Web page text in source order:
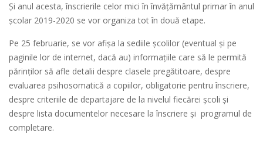
Și anul acesta, înscrierile celor mici în învățământul primar în anul
școlar 2019-2020 se vor organiza tot în două etape.
Pe 25 februarie, se vor afișa la sediile școlilor (eventual și pe
paginile lor de internet, dacă au) informațiile care să le permită
părinților să afle detalii despre clasele pregătitoare, despre
evaluarea psihosomatică a copiilor, obligatorie pentru înscriere,
despre criteriile de departajare de la nivelul fiecărei școli și
despre lista documentelor necesare la înscriere și programul de
completare.